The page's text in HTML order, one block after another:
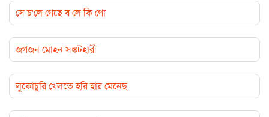
সে চ'লে গেছে ব'লে কি গো
জগজন মোহন সঙ্কটহারী
লুকোচুরি খেলতে হরি হার মেনেছ